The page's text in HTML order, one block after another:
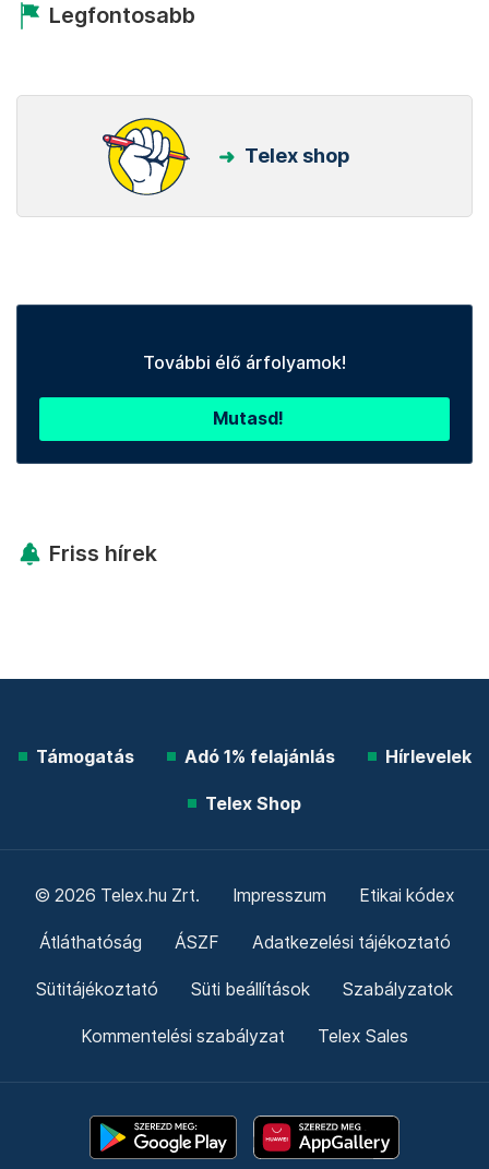
Legfontosabb
Telex shop
További élő árfolyamok!
Mutasd!
Friss hírek
Támogatás Adó 1% felajánlás Hírlevelek
Telex Shop
© 2026 Telex.hu Zrt. Impresszum Etikai kódex
Átláthatóság ÁSZF Adatkezelési tájékoztató
Sütitájékoztató Süti beállítások Szabályzatok
Kommentelési szabályzat Telex Sales